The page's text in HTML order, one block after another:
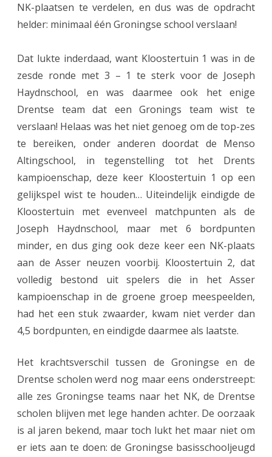
e
t
i
n
g
i
p
n
i
p
n
a
a
t
NK-plaatsen te verdelen, en dus was de opdracht
helder: minimaal één Groningse school verslaan!
Dat lukte inderdaad, want Kloostertuin 1 was in de
zesde ronde met 3 – 1 te sterk voor de Joseph
Haydnschool, en was daarmee ook het enige
Drentse team dat een Gronings team wist te
verslaan! Helaas was het niet genoeg om de top-zes
te bereiken, onder anderen doordat de Menso
Altingschool, in tegenstelling tot het Drents
kampioenschap, deze keer Kloostertuin 1 op een
gelijkspel wist te houden… Uiteindelijk eindigde de
Kloostertuin met evenveel matchpunten als de
Joseph Haydnschool, maar met 6 bordpunten
minder, en dus ging ook deze keer een NK-plaats
aan de Asser neuzen voorbij. Kloostertuin 2, dat
volledig bestond uit spelers die in het Asser
kampioenschap in de groene groep meespeelden,
had het een stuk zwaarder, kwam niet verder dan
4,5 bordpunten, en eindigde daarmee als laatste.
Het krachtsverschil tussen de Groningse en de
Drentse scholen werd nog maar eens onderstreept:
alle zes Groningse teams naar het NK, de Drentse
scholen blijven met lege handen achter. De oorzaak
is al jaren bekend, maar toch lukt het maar niet om
er iets aan te doen: de Groningse basisschooljeugd